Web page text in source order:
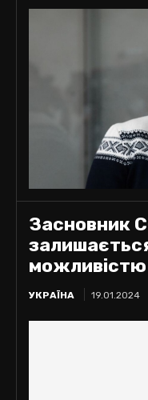
Засновник
можливістю
УКРАЇНА 19.01.2024